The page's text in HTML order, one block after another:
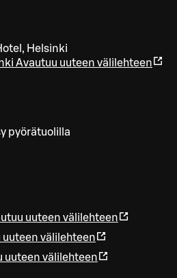
Helsinki
Avautuu uuteen välilehteen
pyörätuolilla
uuteen välilehteen
uuteen välilehteen
uuteen välilehteen